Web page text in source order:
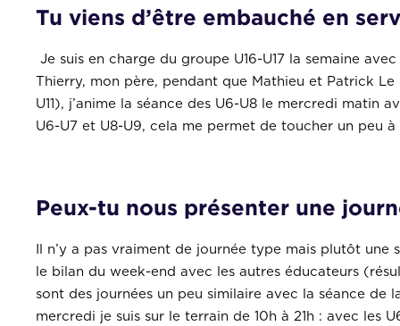
Tu viens d’être embauché en
Je suis en charge du groupe U16-U17 la semaine
Thierry, mon père, pendant que Mathieu et Patrick
U11), j’anime la séance des U6-U8 le mercredi matin
U6-U7 et U8-U9, cela me permet de toucher un peu
Peux-tu nous présenter une
Il n’y a pas vraiment de journée type mais plutôt
le bilan du week-end avec les autres éducateurs
sont des journées un peu similaire avec la séance
mercredi je suis sur le terrain de 10h à 21h : avec les